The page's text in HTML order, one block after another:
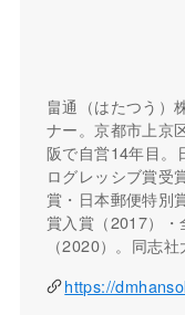
畠通（はたつう）
ナー。京都市上京
阪で自営14年目。
ログレッシブ賞受
賞・日本郵便特別
賞入賞（2017）
（2020）。同志社
https://